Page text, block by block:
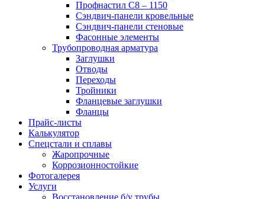
Профнастил С8 – 1150
Сэндвич-панели кровельные
Сэндвич-панели стеновые
Фасонные элементы
Трубопроводная арматура
Заглушки
Отводы
Переходы
Тройники
Фланцевые заглушки
Фланцы
Прайс-листы
Калькулятор
Спецстали и сплавы
Жаропрочные
Коррозионностойкие
Фотогалерея
Услуги
Восстановление б/у трубы